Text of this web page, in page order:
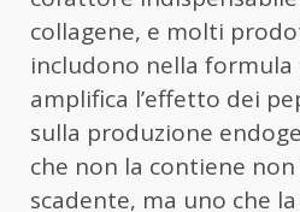
collagene, e molti
includono nella
amplifica l’effetto dei
sulla produzione
che non la contiene
scadente, ma uno che